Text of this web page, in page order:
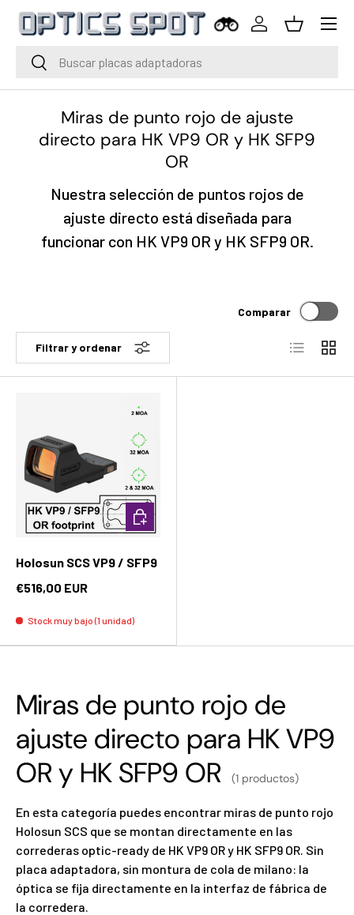
Saltar al contenido
Buscar
Buscar
Iniciar sesión
Cesta
Menú
Miras de punto rojo de ajuste
directo para HK VP9 OR y HK SFP9
OR
Nuestra selección de puntos rojos de
ajuste directo está diseñada para
funcionar con HK VP9 OR y HK SFP9 OR.
Filtrar y ordenar
Comparar
Lista
Holosun SCS VP9 / SFP9
€516,00 EUR
Stock muy bajo (1 unidad)
Añadir al carrito
Miras de punto rojo de
ajuste directo para HK VP9
OR y HK SFP9 OR
(1 productos)
En esta categoría puedes encontrar miras de punto rojo
Holosun SCS que se montan directamente en las
correderas optic-ready de HK VP9 OR y HK SFP9 OR. Sin
placa adaptadora, sin montura de cola de milano: la
óptica se fija directamente en la interfaz de fábrica de
la corredera.